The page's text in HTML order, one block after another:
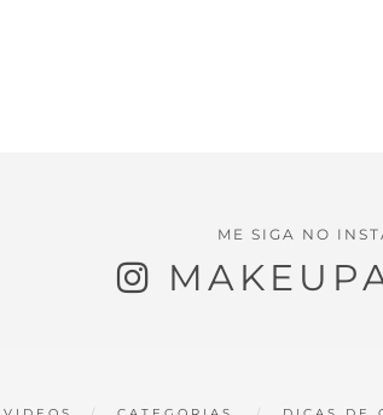
ME SIGA NO